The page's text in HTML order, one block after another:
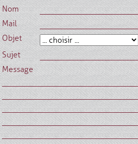
Nom
Mail
Objet
Sujet
Message